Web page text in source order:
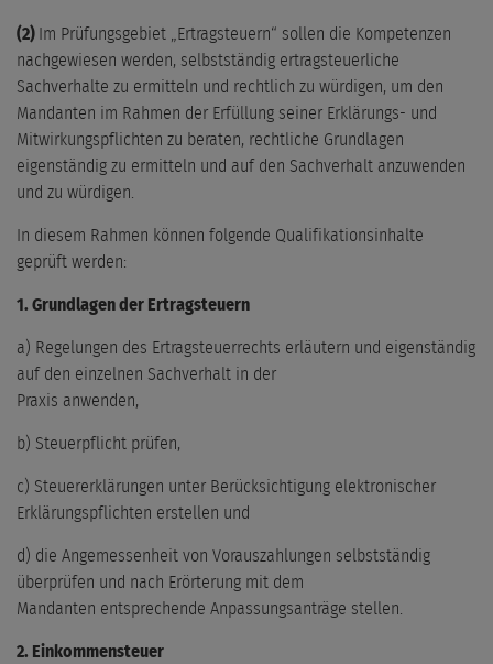
(2) Im Prüfungsgebiet „Ertragsteuern“ sollen die Kompetenzen
nachgewiesen werden, selbstständig ertragsteuerliche
Sachverhalte zu ermitteln und rechtlich zu würdigen, um den
Mandanten im Rahmen der Erfüllung seiner Erklärungs- und
Mitwirkungspflichten zu beraten, rechtliche Grundlagen
eigenständig zu ermitteln und auf den Sachverhalt anzuwenden
und zu würdigen.
In diesem Rahmen können folgende Qualifikationsinhalte
geprüft werden:
1. Grundlagen der Ertragsteuern
a) Regelungen des Ertragsteuerrechts erläutern und eigenständig
auf den einzelnen Sachverhalt in der
Praxis anwenden,
b) Steuerpflicht prüfen,
c) Steuererklärungen unter Berücksichtigung elektronischer
Erklärungspflichten erstellen und
d) die Angemessenheit von Vorauszahlungen selbstständig
überprüfen und nach Erörterung mit dem
Mandanten entsprechende Anpassungsanträge stellen.
2. Einkommensteuer